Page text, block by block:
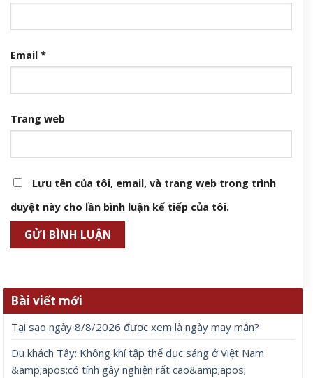
Email *
Trang web
Lưu tên của tôi, email, và trang web trong trình
duyệt này cho lần bình luận kế tiếp của tôi.
Bài viết mới
Tại sao ngày 8/8/2026 được xem là ngày may mắn?
Du khách Tây: Không khí tập thể dục sáng ở Việt Nam
&amp;apos;có tính gây nghiện rất cao&amp;apos;